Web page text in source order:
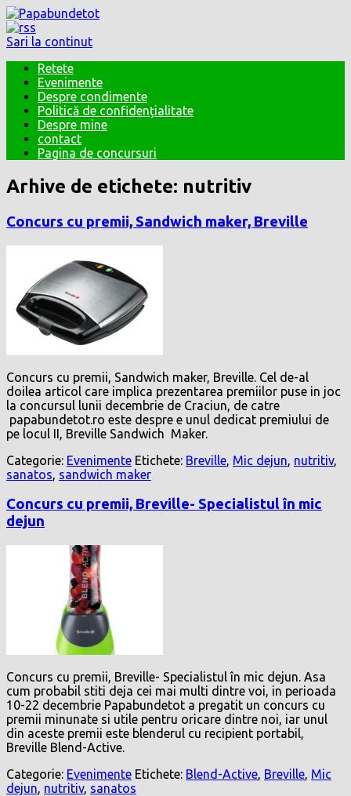
Sari la continut
Retete
Evenimente
Despre condimente
Politică de confidențialitate
Despre mine
contact
Pagina de concursuri
Arhive de etichete: nutritiv
Concurs cu premii, Sandwich maker, Breville
Concurs cu premii, Sandwich maker, Breville. Cel de-al
doilea articol care implica prezentarea premiilor puse in joc
la concursul lunii decembrie de Craciun, de catre
papabundetot.ro este despre e unul dedicat premiului de
pe locul II, Breville Sandwich Maker.
Categorie: Evenimente Etichete: Breville Mic dejun nutritiv,
sanatos sandwich maker
Concurs cu premii, Breville- Specialistul în mic
dejun
Concurs cu premii, Breville- Specialistul în mic dejun. Asa
cum probabil stiti deja cei mai multi dintre voi, in perioada
10-22 decembrie Papabundetot a pregatit un concurs cu
premii minunate si utile pentru oricare dintre noi, iar unul
din aceste premii este blenderul cu recipient portabil,
Breville Blend-Active.
Categorie: Evenimente Etichete: Blend-Active, Breville, Mic
dejun, nutritiv, sanatos